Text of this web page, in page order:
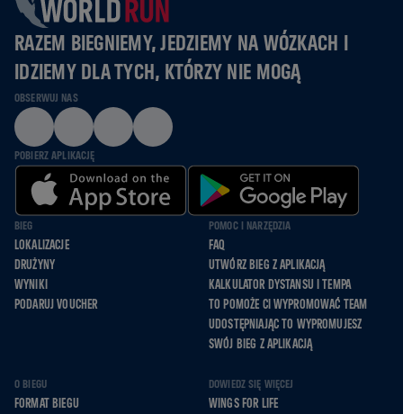
RAZEM BIEGNIEMY, JEDZIEMY NA WÓZKACH I
IDZIEMY DLA TYCH, KTÓRZY NIE MOGĄ
OBSERWUJ NAS
POBIERZ APLIKACJĘ
BIEG
LOKALIZACJE
DRUŻYNY
WYNIKI
PODARUJ VOUCHER
POMOC I NARZĘDZIA
FAQ
UTWÓRZ BIEG Z APLIKACJĄ
KALKULATOR DYSTANSU I TEMPA
TO POMOŻE CI WYPROMOWAĆ TEAM
UDOSTĘPNIAJĄC TO WYPROMUJESZ
SWÓJ BIEG Z APLIKACJĄ
O BIEGU
FORMAT BIEGU
DOWIEDZ SIĘ WIĘCEJ
WINGS FOR LIFE